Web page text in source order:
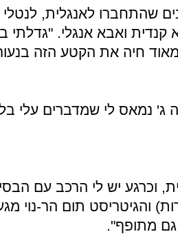
שהתחברו לאנגלית, לנטלי
ואבא אנגלי. "גדלתי
ג' נמאס לי שמדברים עלי
וכרגע יש לי הרכב עם
והגיטריסט תום הר-נוי
גם מתופף".